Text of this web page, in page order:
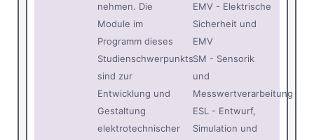
nehmen. Die
Module im
Programm dieses
Studienschwerpunkts
sind zur
Entwicklung und
Gestaltung
elektrotechnischer
EMV - Elektrische
Sicherheit und
EMV
SM - Sensorik
und
Messwertverarbeitung
ESL - Entwurf,
Simulation und